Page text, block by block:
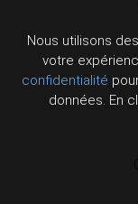
Nous utilisons
votre
confidentialité
données. En